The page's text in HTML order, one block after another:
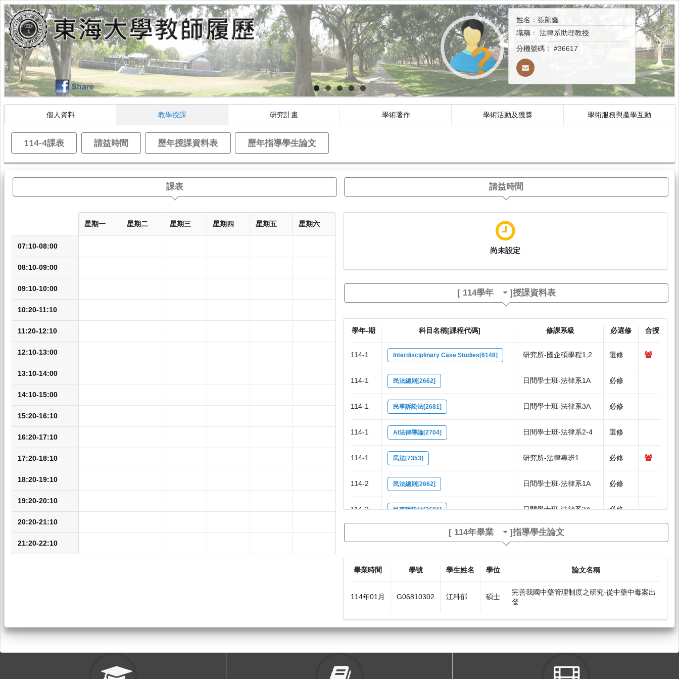
姓名：張凱鑫
職稱： 法律系助理教授
分機號碼： #36617
個人資料 教學授課 研究計畫 學術著作 學術活動及獲獎 學術服務與產學互動
114-4課表 請益時間 歷年授課資料表 歷年指導學生論文
課表
星期一 星期二 星期三 星期四 星期五 星期六
07:10-08:00
08:10-09:00
09:10-10:00
10:20-11:10
11:20-12:10
12:10-13:00
13:10-14:00
14:10-15:00
15:20-16:10
16:20-17:10
17:20-18:10
18:20-19:10
19:20-20:10
20:20-21:10
21:20-22:10
請益時間
尚未設定
[ 114學年 ]授課資料表
學年-期 科目名稱[課程代碼] 修課系級 必選修 合授
114-1 Interdisciplinary Case Studies[6148] 研究所-國企碩學程1,2 選修
114-1 民法總則[2662] 日間學士班-法律系1A 必修
114-1 民事訴訟法[2681] 日間學士班-法律系3A 必修
114-1 AI法律導論[2704] 日間學士班-法律系2-4 選修
114-1 民法[7353] 研究所-法律專班1 必修
114-2 民法總則[2662] 日間學士班-法律系1A 必修
114-2 民事訴訟法[2681] 日間學士班-法律系3A 必修
AI、科技、永續及醫療法律導論[2708] 日間學士班-法律系3,4
114-2 研究所-法律專班1 必修
[ 114年畢業 ]指導學生論文
畢業時間 學號 學生姓名 學位 論文名稱
114年01月 G06810302 江科郁 碩士
完善我國中藥管理制度之研究-從中藥中毒案出
發